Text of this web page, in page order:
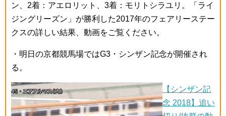
ン、2着：アエロリット、3着：モリトシラユリ。「ライ
ジングリーズン」が勝利した2017年のフェアリーステー
クスの詳しい結果、動画をご覧ください。
・明日の京都競馬場ではG3・シンザン記念が開催され
る。
【シンザン記
念 2018】追い